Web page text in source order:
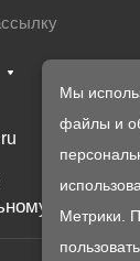
созвону
Мы
файлы и
Метрики.